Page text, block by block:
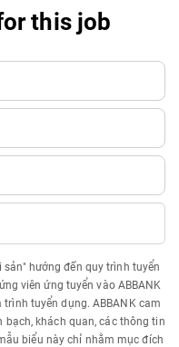
this job
hướng đến quy trình tuyển
viên ứng tuyển vào ABBANK
tuyển dụng. ABBANK cam
khách quan, các thông tin
biểu này chỉ nhằm mục đích